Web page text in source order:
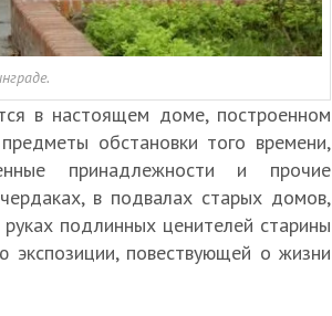
в настоящем доме, построенном
обстановки того времени,
принадлежности и прочие
в подвалах старых домов,
подлинных ценителей старины
экспозиции, повествующей о жизни